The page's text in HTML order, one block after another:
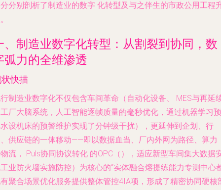
分别剖析了制造业的数字 化转型及与之伴生的市政公用工程
、制造业数字化转型：从割裂到协同，数
弧力的全维渗透
快描
制造业数字化不仅包含车间革命（自动化设备、 MES与再延
厂大脑系统，人工智能逐帧质量的毫秒优化，通过机器学习预
设机床的预警维护实现了分钟级干扰），更延伸到企划、行
供应链的一体移动——即以数据血当、厂内外网为路径、算力
流， Puls协同协议转化 的OPC（），适应新型车间集大数据
业防火墙实施防控）为核心的“实体融合熔提练能力专测中心
聚合场景优化服务提供整体管控4IA项，形成了精密协同硬核